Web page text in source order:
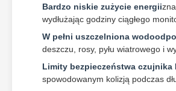
Bardzo niskie zużycie energii
wydłużając godziny ciągłego
W pełni uszczelniona
deszczu, rosy, pyłu wiatrowego i
Limity bezpieczeństwa czujnika
spowodowanym kolizją podczas